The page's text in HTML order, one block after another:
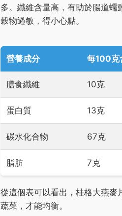
多。纖維含量高，有助於腸道
穀物過敏，得小心點。
營養成分 每100克
膳食纖維 10克
蛋白質 13克
碳水化合物 67克
脂肪 7克
從這個表可以看出，桂格大燕麥
蔬菜，才能均衡。